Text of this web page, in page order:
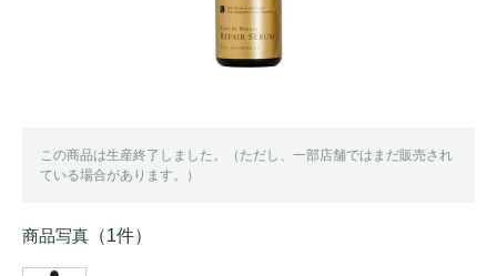
この商品は生産終了しました。（ただし、一部店舗ではまだ販売され
ている場合があります。）
商品写真 （1件）